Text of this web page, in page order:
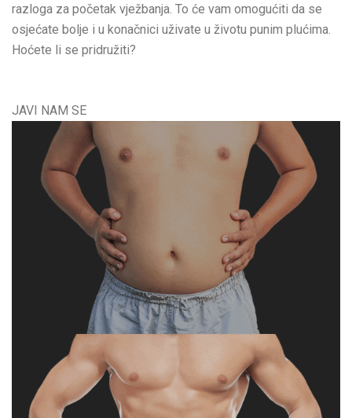
razloga za početak vježbanja. To će vam omogućiti da se
osjećate bolje i u konačnici uživate u životu punim plućima.
Hoćete li se pridružiti?
JAVI NAM SE